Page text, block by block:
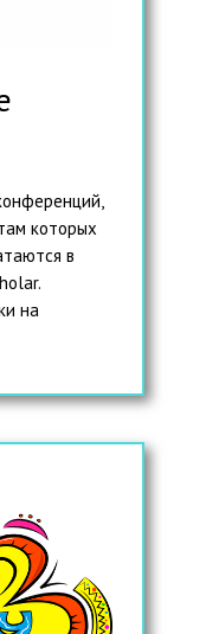
которых
в
на